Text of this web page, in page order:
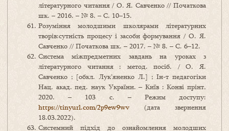
літературного читання / О. Я. Савченко // Початкова
шк. – 2016. – № 8. – С. 10–15.
Розуміння молодшими школярами літературних
творів:сутність процесу і засоби формування / О. Я.
Савченко // Початкова шк. – 2017. – № 8. – С. 6–12.
Система міжпредметних завдань на уроках з
літературного читання : метод. посіб. / О. Я.
Савченко ; [обкл. Лук’яненко Л.] ; Ін-т педагогіки
Нац. акад. пед. наук України. – Київ : Конві прінт,
2020. – 103 с. – Режим доступу:
https://tinyurl.com/2p9ew9wv (дата звернення
18.03.2022).
Системний підхід до ознайомлення молодших